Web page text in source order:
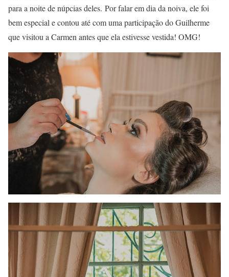
para a noite de núpcias deles. Por falar em dia da noiva, ele foi
bem especial e contou até com uma participação do Guilherme
que visitou a Carmen antes que ela estivesse vestida! OMG!